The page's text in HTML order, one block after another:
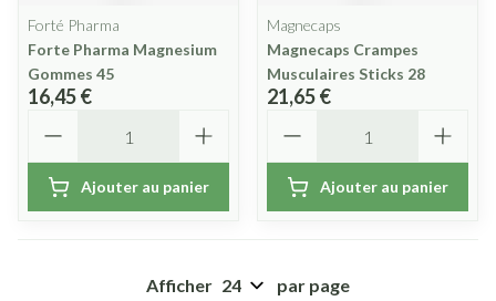
Forté Pharma
Forte Pharma Magnesium
Gommes 45
16,45 €
Ajouter au panier
Magnecaps
Magnecaps Crampes
Musculaires Sticks 28
21,65 €
Ajouter au panier
Afficher par page